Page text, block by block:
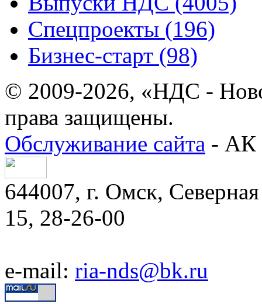
Спецпроекты (196)
Бизнес-старт (98)
© 2009-2026, «НДС -
права защищены.
Обслуживание сайта - АК
644007, г. Омск,
15, 28-26-00
e-mail: ria-nds@bk.ru